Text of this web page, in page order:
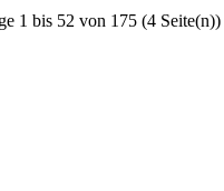
1 bis 52 von 175 (4 Seite(n))